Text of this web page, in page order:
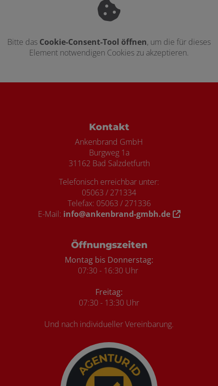
Bitte das Cookie-Consent-Tool öffnen, um die für dieses
Element notwendigen Cookies zu akzeptieren.
Kontakt
Ankenbrand GmbH
Burgweg 1a
31162 Bad Salzdetfurth
Telefonisch erreichbar unter:
05063 / 271334
Telefax: 05063 / 271336
E-Mail: info@ankenbrand-gmbh.de
Öffnungszeiten
Montag bis Donnerstag:
07:30 - 16:30 Uhr
Freitag:
07:30 - 13:30 Uhr
Und nach individueller Vereinbarung.